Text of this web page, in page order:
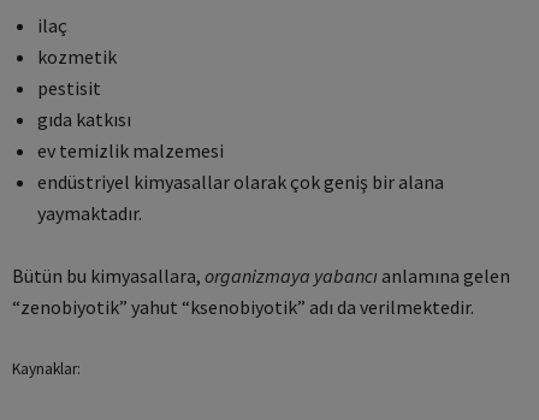
ilaç
kozmetik
pestisit
gıda katkısı
ev temizlik malzemesi
endüstriyel kimyasallar olarak çok geniş bir alana
yaymaktadır.
Bütün bu kimyasallara, organizmaya yabancı anlamına gelen
“zenobiyotik” yahut “ksenobiyotik” adı da verilmektedir.
Kaynaklar: